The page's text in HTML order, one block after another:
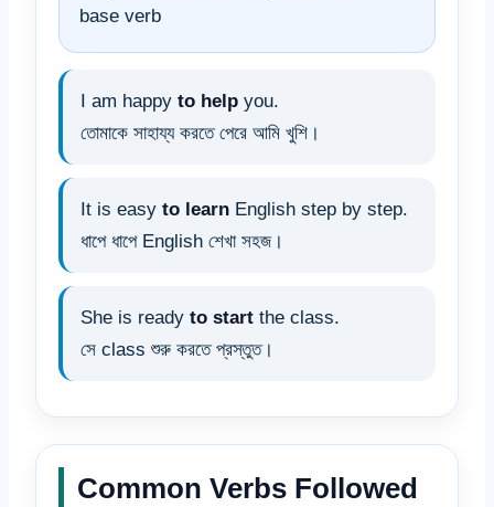
base verb
I am happy to help you.
তোমাকে সাহায্য করতে পেরে আমি খুশি।
It is easy to learn English step by step.
ধাপে ধাপে English শেখা সহজ।
She is ready to start the class.
সে class শুরু করতে প্রস্তুত।
Common Verbs Followed